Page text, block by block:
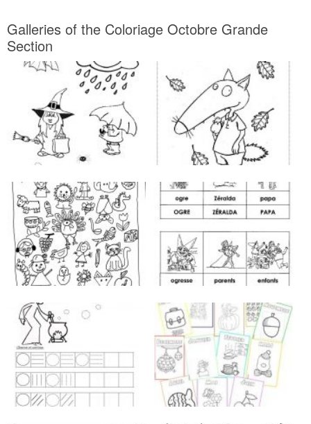
Galleries of the Coloriage Octobre Grande
Section